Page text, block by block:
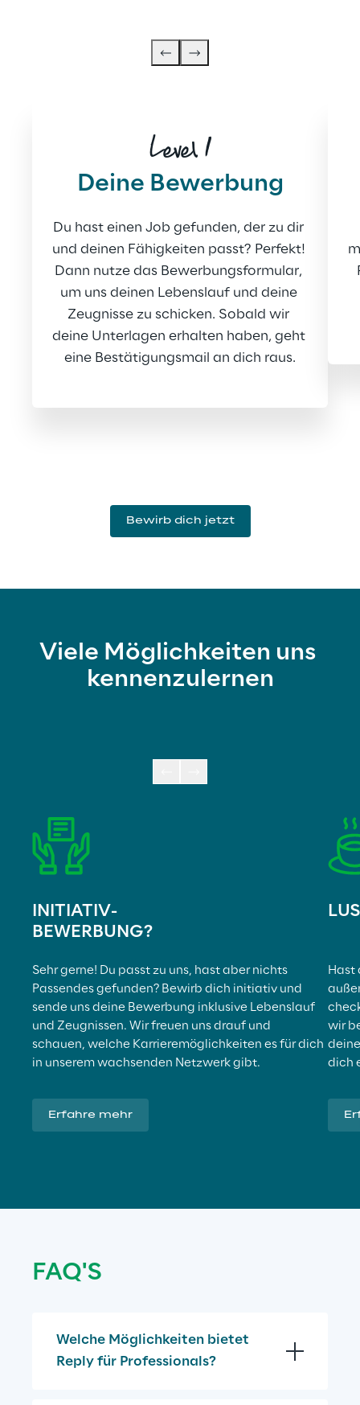
Level 1
Deine Bewerbung
Du hast einen Job gefunden, der zu dir
und deinen Fähigkeiten passt? Perfekt!
Dann nutze das Bewerbungsformular,
um uns deinen Lebenslauf und deine
Zeugnisse zu schicken. Sobald wir
deine Unterlagen erhalten haben, geht
eine Bestätigungsmail an dich raus.
Bewirb dich jetzt
Viele Möglichkeiten uns
kennenzulernen
INITIATIV-
BEWERBUNG?
Sehr gerne! Du passt zu uns, hast aber nichts
Passendes gefunden? Bewirb dich initiativ und
sende uns deine Bewerbung inklusive Lebenslauf
und Zeugnissen. Wir freuen uns drauf und
schauen, welche Karrieremöglichkeiten es für dich
in unserem wachsenden Netzwerk gibt.
Erfahre mehr
Hast
wir
dich
FAQ'S
Welche Möglichkeiten bietet
Reply für Professionals?